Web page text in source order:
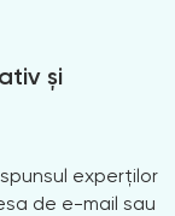
și
experților
de e-mail sau